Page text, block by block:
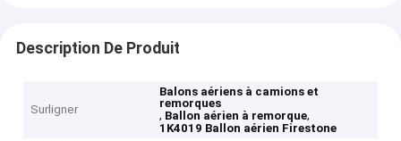
Description De Produit
Surligner
Balons aériens à camions et
remorques
, Ballon aérien à remorque,
1K4019 Ballon aérien Firestone